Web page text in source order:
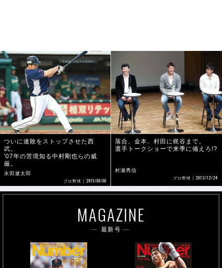
ついに連敗をストップさせた西
武。
'07年の苦境知る中村剛也らの威
厳。
永田遼太郎
プロ野球 2015/08/06
落合、金本、村田に梶谷まで。
選手トークショーで来季に備えろ!?
村瀬秀信
プロ野球 2013/12/24
MAGAZINE
最新号